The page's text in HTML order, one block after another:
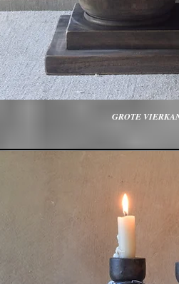
GROTE